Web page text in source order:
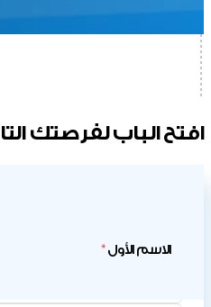
افتح الباب لفرصتك
الاسم الأول *